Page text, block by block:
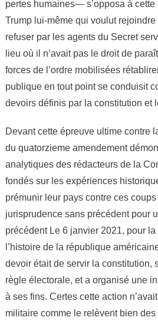
pertes humaines— s’opposa à
Trump lui-même qui voulut
refuser par les agents du Secret
lieu où il n’avait pas le droit de
forces de l’ordre mobilisées
publique en tout point se conduisit
devoirs définis par la constitution et
Devant cette épreuve ultime contre
du quatorzieme amendement
analytiques des rédacteurs de la
fondés sur les expériences
prémunir leur pays contre ces coups
jurisprudence sans précédent pour
précédent Le 6 janvier 2021, pour
l’histoire de la république
devoir était de servir la constitution,
règle électorale, et a organisé une
à ses fins. Certes cette action
militaire comme le relèvent bien